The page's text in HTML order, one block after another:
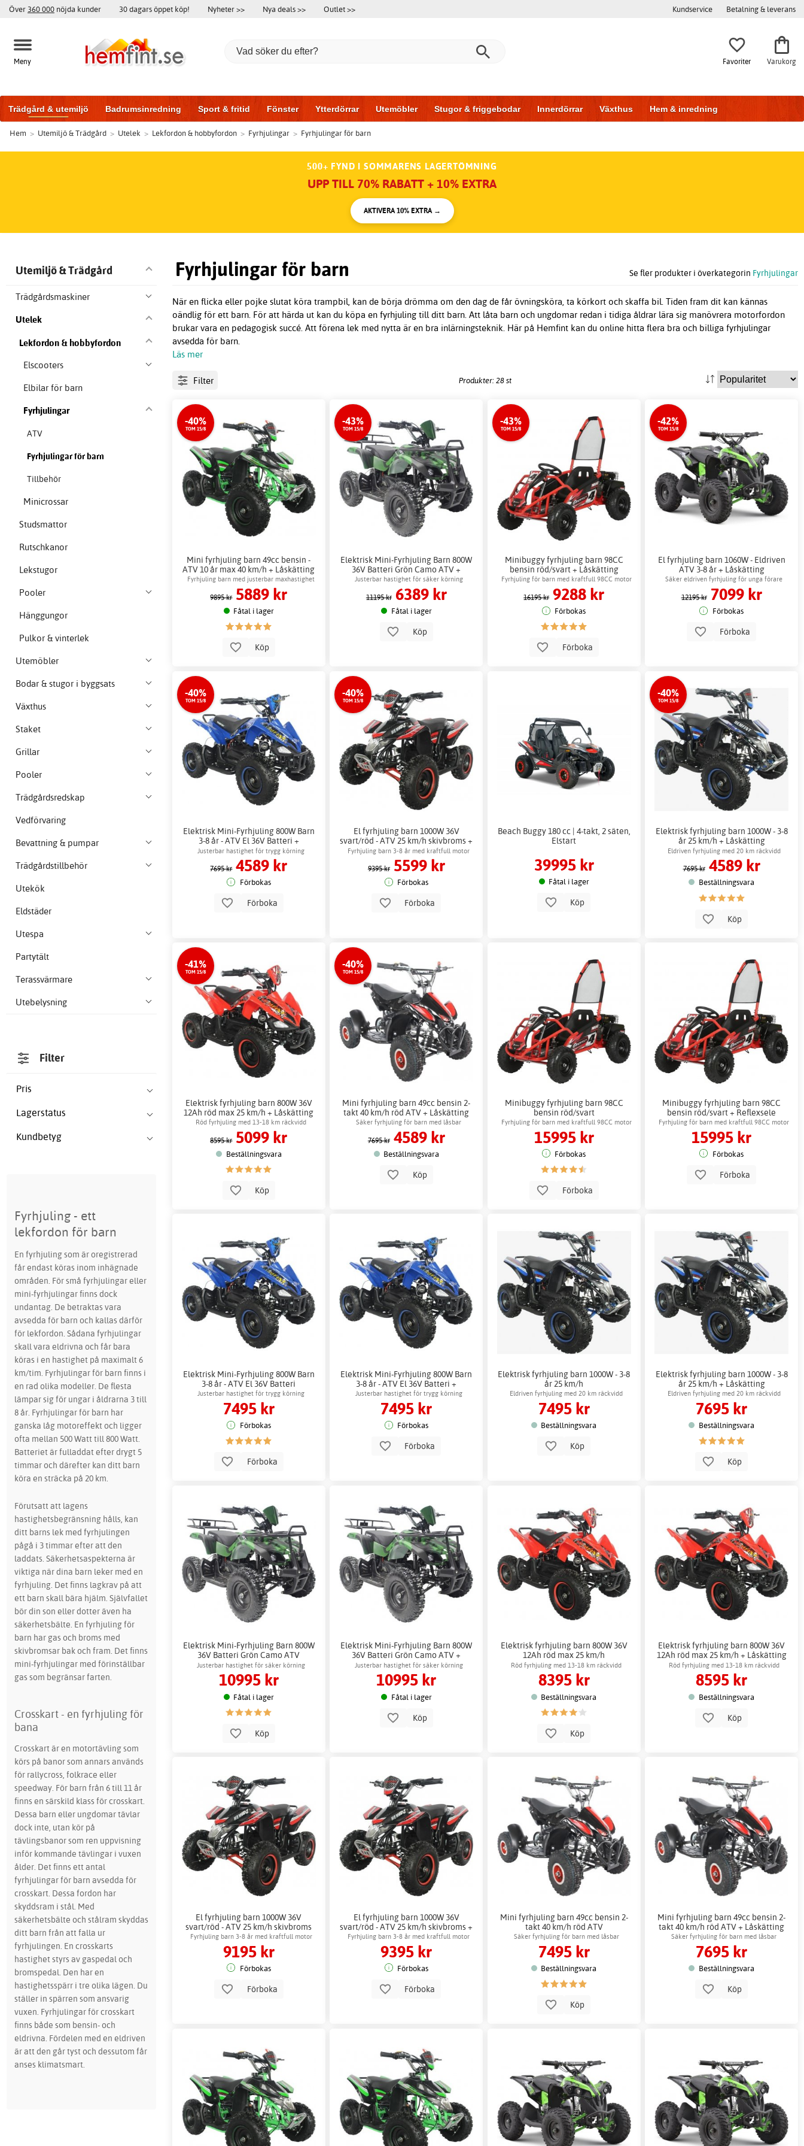
Över 360 000 nöjda kunder 30 dagars öppet köp! Nyheter >> Nya deals >> Outlet >> Kundservice Betalning & leverans
Meny Favoriter Varukorg
Trädgård & utemiljö Badrumsinredning Sport & fritid Fönster Ytterdörrar Utemöbler Stugor & friggebodar Innerdörrar Växthus Hem & inredning
Badrumsmöbler Träningsutrustning Garageportar Bil & garage Hus & bygg
Hem > Utemiljö & Trädgård > Utelek > Lekfordon & hobbyfordon > Fyrhjulingar > Fyrhjulingar för barn
500+ FYND I SOMMARENS LAGERTÖMNING
UPP TILL 70% RABATT + 10% EXTRA
AKTIVERA 10% EXTRA →
Fyrhjulingar för barn Se fler produkter i överkategorin Fyrhjulingar
När en flicka eller pojke slutat köra trampbil, kan de börja drömma om den dag de får övningsköra, ta körkort och skaffa bil. Tiden fram dit kan kännas
oändlig för ett barn. För att härda ut kan du köpa en fyrhjuling till ditt barn. Att låta barn och ungdomar redan i tidiga åldrar lära sig manövrera motorfordon
brukar vara en pedagogisk succé. Att förena lek med nytta är en bra inlärningsteknik. Här på Hemfint kan du online hitta flera bra och billiga fyrhjulingar
avsedda för barn.
Läs mer
Utemiljö & Trädgård
Trädgårdsmaskiner
Utelek
Lekfordon & hobbyfordon
Elscooters
Elbilar för barn
Fyrhjulingar
ATV
Fyrhjulingar för barn
Tillbehör
Minicrossar
Studsmattor
Rutschkanor
Lekstugor
Pooler
Hänggungor
Pulkor & vinterlek
Utemöbler
Bodar & stugor i byggsats
Växthus
Staket
Grillar
Pooler
Trädgårdsredskap
Vedförvaring
Bevattning & pumpar
Trädgårdstillbehör
Utekök
Eldstäder
Utespa
Partytält
Terassvärmare
Utebelysning
Filter
Pris
Lagerstatus
Kundbetyg
Fyrhjuling - ett
lekfordon för barn
En fyrhjuling som är oregistrerad
får endast köras inom inhägnade
områden. För små fyrhjulingar eller
mini-fyrhjulingar finns dock
undantag. De betraktas vara
avsedda för barn och kallas därför
för lekfordon. Sådana fyrhjulingar
skall vara eldrivna och får bara
köras i en hastighet på maximalt 6
km/tim. Fyrhjulingar för barn finns i
en rad olika modeller. De flesta
lämpar sig för ungar i åldrarna 3 till
8 år. Fyrhjulingar för barn har
ganska låg motoreffekt och ligger
ofta mellan 500 Watt till 800 Watt.
Batteriet är fulladdat efter drygt 5
timmar och därefter kan ditt barn
köra en sträcka på 20 km.
Förutsatt att lagens
hastighetsbegränsning hålls, kan
ditt barns lek med fyrhjulingen
pågå i 3 timmar efter att den
laddats. Säkerhetsaspekterna är
viktiga när dina barn leker med en
fyrhjuling. Det finns lagkrav på att
ett barn skall bära hjälm. Självfallet
bör din son eller dotter även ha
säkerhetsbälte. En fyrhjuling för
barn har gas och broms med
skivbromsar bak och fram. Det finns
mini-fyrhjulingar med förinställbar
gas som begränsar farten.
Crosskart - en fyrhjuling för
bana
Crosskart är en motortävling som
körs på banor som annars används
för rallycross, folkrace eller
speedway. För barn från 6 till 11 år
finns en särskild klass för crosskart.
Dessa barn eller ungdomar tävlar
dock inte, utan kör på
tävlingsbanor som ren uppvisning
inför kommande tävlingar i vuxen
ålder. Det finns ett antal
fyrhjulingar för barn avsedda för
crosskart. Dessa fordon har
skyddsram i stål. Med
säkerhetsbälte och stålram skyddas
ditt barn från att falla ur
fyrhjulingen. En crosskarts
hastighet styrs av gaspedal och
bromspedal. Den har en
hastighetsspärr i tre olika lägen. Du
ställer in spärren som ansvarig
vuxen. Fyrhjulingar för crosskart
finns både som bensin- och
eldrivna. Fördelen med en eldriven
är att den går tyst och dessutom får
anses klimatsmart.
Filter Produkter: 28 st
-40%
TOM 15/8
Mini fyrhjuling barn 49cc bensin -
ATV 10 år max 40 km/h + Låskätting
Fyrhjuling barn med justerbar maxhastighet
9895 kr 5889 kr
Fåtal i lager
Köp
-43%
TOM 15/8
Elektrisk Mini-Fyrhjuling Barn 800W
36V Batteri Grön Camo ATV +
Låskätting
Justerbar hastighet för säker körning
11195 kr 6389 kr
Fåtal i lager
Köp
-43%
TOM 15/8
Minibuggy fyrhjuling barn 98CC
bensin röd/svart + Låskätting
Fyrhjuling för barn med kraftfull 98CC motor
16195 kr 9288 kr
Förbokas
Förboka
-42%
TOM 15/8
El fyrhjuling barn 1060W - Eldriven
ATV 3-8 år + Låskätting
Säker eldriven fyrhjuling för unga förare
12195 kr 7099 kr
Förbokas
Förboka
-40%
TOM 15/8
Elektrisk Mini-Fyrhjuling 800W Barn
3-8 år - ATV El 36V Batteri +
Låskätting
Justerbar hastighet för trygg körning
7695 kr 4589 kr
Förbokas
Förboka
-40%
TOM 15/8
El fyrhjuling barn 1000W 36V
svart/röd - ATV 25 km/h skivbroms +
Låskätting
Fyrhjuling barn 3-8 år med kraftfull motor
9395 kr 5599 kr
Förbokas
Förboka
Beach Buggy 180 cc | 4-takt, 2 säten,
Elstart
39995 kr
Fåtal i lager
Köp
-40%
TOM 15/8
Elektrisk fyrhjuling barn 1000W - 3-8
år 25 km/h + Låskätting
Eldriven fyrhjuling med 20 km räckvidd
7695 kr 4589 kr
Beställningsvara
Köp
-41%
TOM 15/8
Elektrisk fyrhjuling barn 800W 36V
12Ah röd max 25 km/h + Låskätting
Röd fyrhjuling med 13-18 km räckvidd
8595 kr 5099 kr
Beställningsvara
Köp
-40%
TOM 15/8
Mini fyrhjuling barn 49cc bensin 2-
takt 40 km/h röd ATV + Låskätting
Säker fyrhjuling för barn med låsbar
hastighet
7695 kr 4589 kr
Beställningsvara
Köp
Minibuggy fyrhjuling barn 98CC
bensin röd/svart
Fyrhjuling för barn med kraftfull 98CC motor
15995 kr
Förbokas
Förboka
Minibuggy fyrhjuling barn 98CC
bensin röd/svart + Reflexsele
Fyrhjuling för barn med kraftfull 98CC motor
15995 kr
Förbokas
Förboka
Elektrisk Mini-Fyrhjuling 800W Barn
3-8 år - ATV El 36V Batteri
Justerbar hastighet för trygg körning
7495 kr
Förbokas
Förboka
Elektrisk Mini-Fyrhjuling 800W Barn
3-8 år - ATV El 36V Batteri +
Reflexsele
Justerbar hastighet för trygg körning
7495 kr
Förbokas
Förboka
Elektrisk fyrhjuling barn 1000W - 3-8
år 25 km/h
Eldriven fyrhjuling med 20 km räckvidd
7495 kr
Beställningsvara
Köp
Elektrisk fyrhjuling barn 1000W - 3-8
år 25 km/h + Låskätting
Eldriven fyrhjuling med 20 km räckvidd
7695 kr
Beställningsvara
Köp
Elektrisk Mini-Fyrhjuling Barn 800W
36V Batteri Grön Camo ATV
Justerbar hastighet för säker körning
10995 kr
Fåtal i lager
Köp
Elektrisk Mini-Fyrhjuling Barn 800W
36V Batteri Grön Camo ATV +
Reflexsele
Justerbar hastighet för säker körning
10995 kr
Fåtal i lager
Köp
Elektrisk fyrhjuling barn 800W 36V
12Ah röd max 25 km/h
Röd fyrhjuling med 13-18 km räckvidd
8395 kr
Beställningsvara
Köp
Elektrisk fyrhjuling barn 800W 36V
12Ah röd max 25 km/h + Låskätting
Röd fyrhjuling med 13-18 km räckvidd
8595 kr
Beställningsvara
Köp
El fyrhjuling barn 1000W 36V
svart/röd - ATV 25 km/h skivbroms
Fyrhjuling barn 3-8 år med kraftfull motor
9195 kr
Förbokas
Förboka
El fyrhjuling barn 1000W 36V
svart/röd - ATV 25 km/h skivbroms +
Låskätting
Fyrhjuling barn 3-8 år med kraftfull motor
9395 kr
Förbokas
Förboka
Mini fyrhjuling barn 49cc bensin 2-
takt 40 km/h röd ATV
Säker fyrhjuling för barn med låsbar
hastighet
7495 kr
Beställningsvara
Köp
Mini fyrhjuling barn 49cc bensin 2-
takt 40 km/h röd ATV + Låskätting
Säker fyrhjuling för barn med låsbar
hastighet
7695 kr
Beställningsvara
Köp